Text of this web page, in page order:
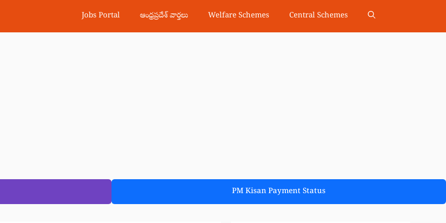
Jobs Portal ఆంధ్రప్రదేశ్ వార్తలు Welfare Schemes Central Schemes
PM Kisan Payment Status